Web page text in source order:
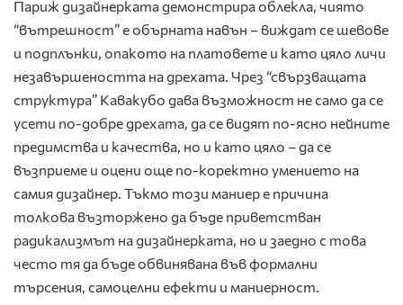
Париж дизайнерката демонстрира облекла, чиято
“вътрешност” е обърната навън – виждат се шевове
и подплънки, опакото на платовете и като цяло личи
незавършеността на дрехата. Чрез “свързващата
структура” Кавакубо дава възможност не само да се
усети по-добре дрехата, да се видят по-ясно нейните
предимства и качества, но и като цяло – да се
възприеме и оцени още по-коректно умението на
самия дизайнер. Тъкмо този маниер е причина
толкова възторжено да бъде приветстван
радикализмът на дизайнерката, но и заедно с това
често тя да бъде обвинявана във формални
търсения, самоцелни ефекти и маниерност.